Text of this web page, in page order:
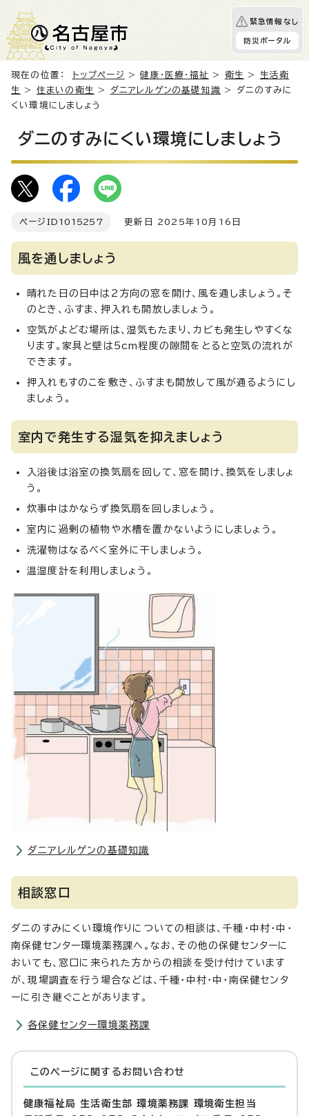
緊急情報なし
防災ポータル
現在の位置： トップページ >健康・医療・福祉 > 衛生 > 生活衛
生
> 住まいの衛生 > ダニアレルゲンの基礎知識 > ダニのすみに
くい環境にしましょう
ダニのすみにくい環境にしましょう
ページID 1015257 更新日 2025年10月16日
風を通しましょう
晴れた日の日中は2方向の窓を開け、風を通しましょう。そ
のとき、ふすま、押入れも開放しましょう。
空気がよどむ場所は、湿気もたまり、カビも発生しやすくな
ります。家具と壁は5cm程度の隙間をとると空気の流れが
できます。
押入れもすのこを敷き、ふすまも開放して風が通るようにし
ましょう。
室内で発生する湿気を抑えましょう
入浴後は浴室の換気扇を回して、窓を開け、換気をしましょ
う。
炊事中はかならず換気扇を回しましょう。
室内に過剰の植物や水槽を置かないようにしましょう。
洗濯物はなるべく室外に干しましょう。
温湿度計を利用しましょう。
ダニアレルゲンの基礎知識
相談窓口
ダニのすみにくい環境作りについての相談は、千種・中村・中・
南保健センター環境薬務課へ。なお、その他の保健センターに
おいても、窓口に来られた方からの相談を受け付けています
が、現場調査を行う場合などは、千種・中村・中・南保健センタ
ーに引き継ぐことがあります。
各保健センター環境薬務課
このページに関する お問い合わせ
健康福祉局 生活衛生部 環境薬務課 環境衛生担当